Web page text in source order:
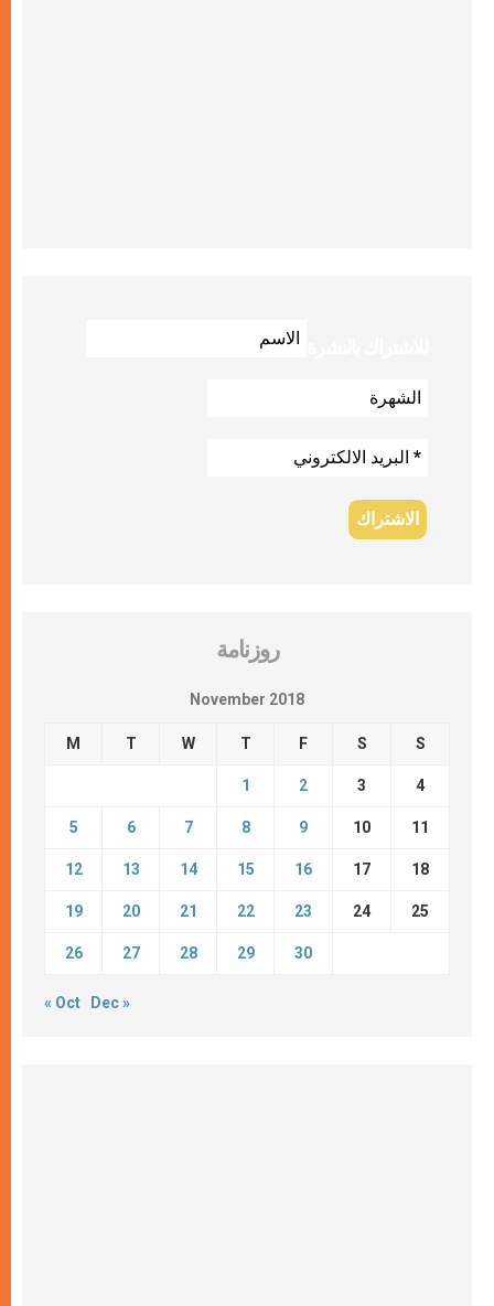
روزنامة
November 2018
M T W T F S S
1 2 3 4
5 6 7 8 9 10 11
12 13 14 15 16 17 18
19 20 21 22 23 24 25
26 27 28 29 30
« Oct Dec »